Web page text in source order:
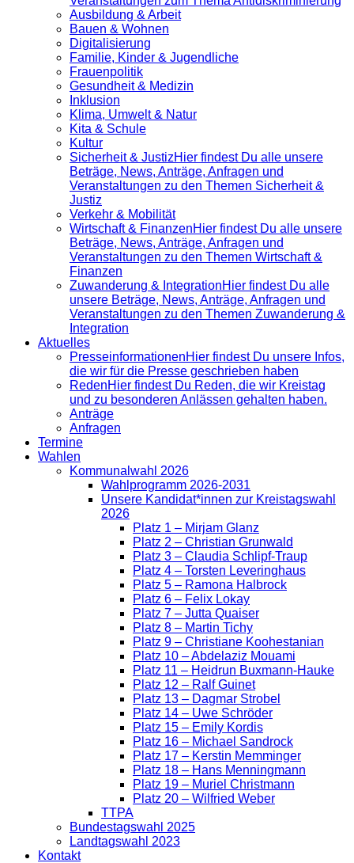
Ausbildung & Arbeit
Bauen & Wohnen
Digitalisierung
Familie, Kinder & Jugendliche
Frauenpolitik
Gesundheit & Medizin
Inklusion
Klima, Umwelt & Natur
Kita & Schule
Kultur
Sicherheit & JustizHier findest Du alle unsere
Beträge, News, Anträge, Anfragen und
Veranstaltungen zu den Themen Sicherheit &
Justiz
Verkehr & Mobilität
Wirtschaft & FinanzenHier findest Du alle unsere
Beträge, News, Anträge, Anfragen und
Veranstaltungen zu den Themen Wirtschaft &
Finanzen
Zuwanderung & IntegrationHier findest Du alle
unsere Beträge, News, Anträge, Anfragen und
Veranstaltungen zu den Themen Zuwanderung &
Integration
Aktuelles
Presse­informationenHier findest Du unsere Infos,
die wir für die Presse geschrieben haben
RedenHier findest Du Reden, die wir Kreistag
und zu besonderen Anlässen gehalten haben.
Anträge
Anfragen
Termine
Wahlen
Kommunalwahl 2026
Wahlprogramm 2026-2031
Unsere Kandidat*innen zur Kreistagswahl
2026
Platz 1 – Mirjam Glanz
Platz 2 – Christian Grunwald
Platz 3 – Claudia Schlipf-Traup
Platz 4 – Torsten Leveringhaus
Platz 5 – Ramona Halbrock
Platz 6 – Felix Lokay
Platz 7 – Jutta Quaiser
Platz 8 – Martin Tichy
Platz 9 – Christiane Koohestanian
Platz 10 – Abdelaziz Mouami
Platz 11 – Heidrun Buxmann-Hauke
Platz 12 – Ralf Guinet
Platz 13 – Dagmar Strobel
Platz 14 – Uwe Schröder
Platz 15 – Emily Kordis
Platz 16 – Michael Sandrock
Platz 17 – Kerstin Memminger
Platz 18 – Hans Menningmann
Platz 19 – Muriel Christmann
Platz 20 – Wilfried Weber
TTPA
Bundestagswahl 2025
Landtagswahl 2023
Kontakt